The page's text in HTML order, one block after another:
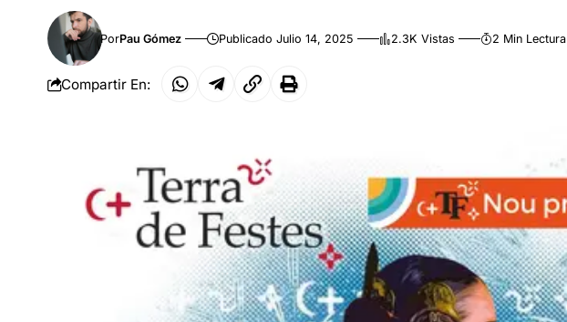
PorPau Gómez Publicado Julio 14, 2025 2.3K Vistas 2 Min Lectura
Compartir En: